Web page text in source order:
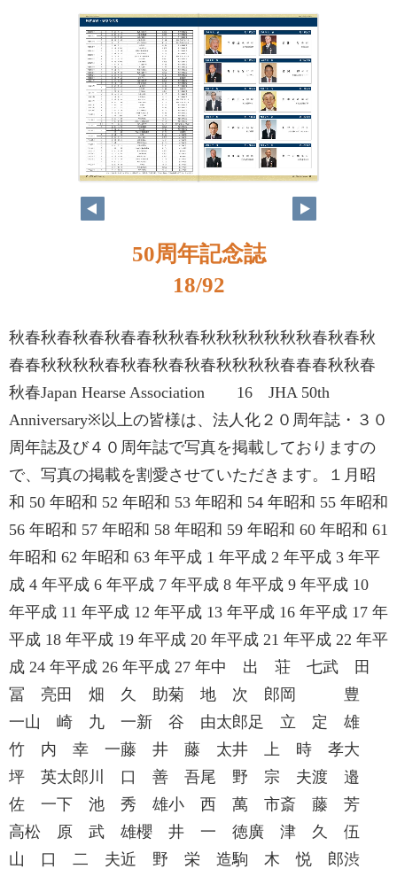
50周年記念誌
18/92
秋春秋春秋春秋春春秋秋春秋秋秋秋秋秋秋春秋春秋
春春秋秋秋秋春秋春秋春秋春秋秋秋秋春春春秋秋春
秋春Japan Hearse Association 16 JHA 50th
Anniversary※以上の皆様は、法人化２０周年誌・３０
周年誌及び４０周年誌で写真を掲載しておりますの
で、写真の掲載を割愛させていただきます。１月昭
和 50 年昭和 52 年昭和 53 年昭和 54 年昭和 55 年昭和
56 年昭和 57 年昭和 58 年昭和 59 年昭和 60 年昭和 61
年昭和 62 年昭和 63 年平成 1 年平成 2 年平成 3 年平
成 4 年平成 6 年平成 7 年平成 8 年平成 9 年平成 10
年平成 11 年平成 12 年平成 13 年平成 16 年平成 17 年
平成 18 年平成 19 年平成 20 年平成 21 年平成 22 年平
成 24 年平成 26 年平成 27 年中 出 荘 七武 田
冨 亮田 畑 久 助菊 地 次 郎岡 豊
一山 崎 九 一新 谷 由太郎足 立 定 雄
竹 内 幸 一藤 井 藤 太井 上 時 孝大
坪 英太郎川 口 善 吾尾 野 宗 夫渡 邉
佐 一下 池 秀 雄小 西 萬 市斎 藤 芳
高松 原 武 雄櫻 井 一 徳廣 津 久 伍
山 口 二 夫近 野 栄 造駒 木 悦 郎渋